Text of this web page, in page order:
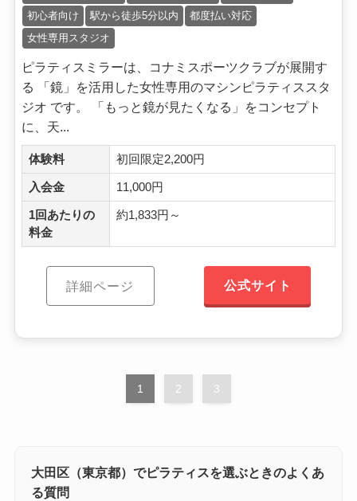
初心者向け
駅から徒歩5分以内
都度払い対応
女性専用スタジオ
ピラティスミラーは、コナミスポーツクラブが展開す
る 「鏡」を活用した女性専用のマシンピラティススタ
ジオ です。 「もっと鏡が見たくなる」をコンセプト
に、天...
体験料 初回限定2,200円
入会金 11,000円
1回あたりの
料金
約1,833円～
詳細ページ 公式サイト
1 2 3
大田区（東京都）でピラティスを選ぶときのよくあ
る質問